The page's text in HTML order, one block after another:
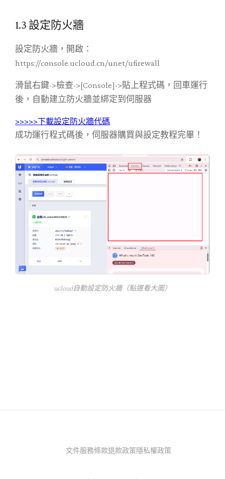
1.3 設定防火牆
設定防火牆，開啟：
https://console.ucloud.cn/unet/ufirewall
滑鼠右鍵->檢查->[Console]->貼上程式碼，回車運行
後，自動建立防火牆並綁定到伺服器
>>>>>下載設定防火牆代碼
成功運行程式碼後，伺服器購買與設定教程完畢！
ucloud自動設定防火牆（點選看大圖）
文件服務條款退款政策隱私權政策